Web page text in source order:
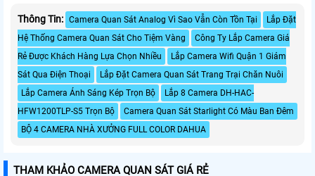
Thông Tin: Camera Quan Sát Analog Vì Sao Vẫn Còn Tồn Tại
Lắp Đặt
Hệ Thống Camera Quan Sát Cho Tiệm Vàng
Công Ty Lắp Camera Giá
Rẻ Được Khách Hàng Lựa Chọn Nhiều
Lắp Camera Wifi Quận 1 Giám
Sát Qua Điện Thoại
Lắp Đặt Camera Quan Sát Trang Trại Chăn Nuôi
Lắp Camera Ánh Sáng Kép Trọn Bộ
Lắp 8 Camera DH-HAC-
HFW1200TLP-S5 Trọn Bộ
Camera Quan Sát Starlight Có Màu Ban Đêm
BỘ 4 CAMERA NHÀ XƯỞNG FULL COLOR DAHUA
THAM KHẢO CAMERA QUAN SÁT GIÁ RẺ